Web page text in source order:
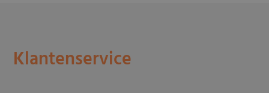
Klantenservice